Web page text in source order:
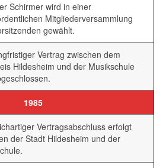
Schirmer wird in einer
Mitgliederversammlung
gewählt.
Vertrag zwischen dem
Hildesheim und der Musikschule
1985
Vertragsabschluss erfolgt
der Stadt Hildesheim und der